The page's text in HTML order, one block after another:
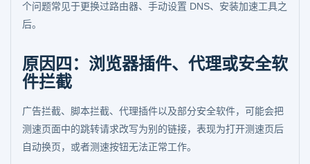
个问题常见于更换过路由器、手动设置 DNS、安装加速工具之
后。
原因四：浏览器插件、代理或安全软
件拦截
广告拦截、脚本拦截、代理插件以及部分安全软件，可能会把
测速页面中的跳转请求改写为别的链接，表现为打开测速页后
自动换页，或者测速按钮无法正常工作。